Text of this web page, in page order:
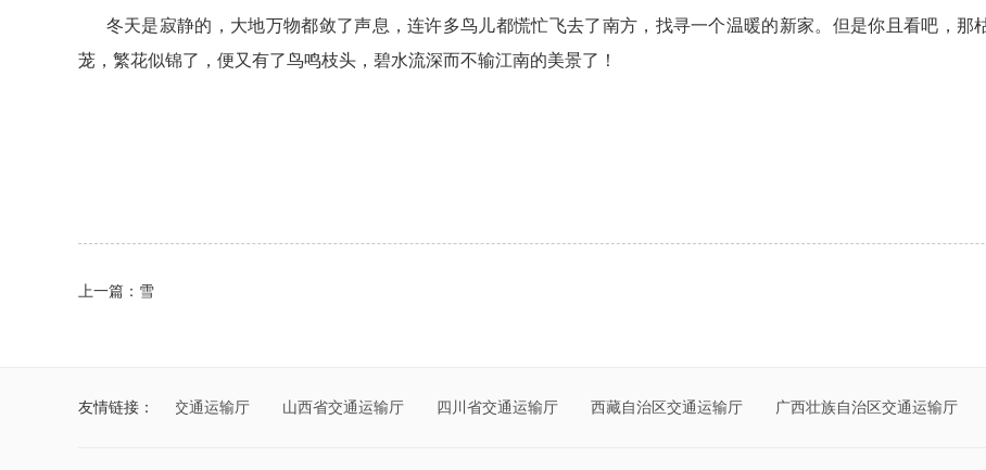
冬天是寂静的，大地万物都敛了声息，连许多鸟儿都慌忙飞去了南方，找寻一个温暖的新家。但是你且看吧，那
茏，繁花似锦了，便又有了鸟鸣枝头，碧水流深而不输江南的美景了！
上一篇：雪
友情链接：
新疆维吾尔自治区交通运输厅 山西省交通运输厅 四川省交通运输厅 西藏自治区交通运输厅 广西壮族自治区交通运输厅